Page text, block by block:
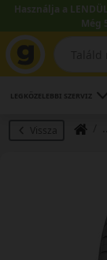
Használja a
Még
LEGKÖZELEBBI SZERVIZ
Vissza